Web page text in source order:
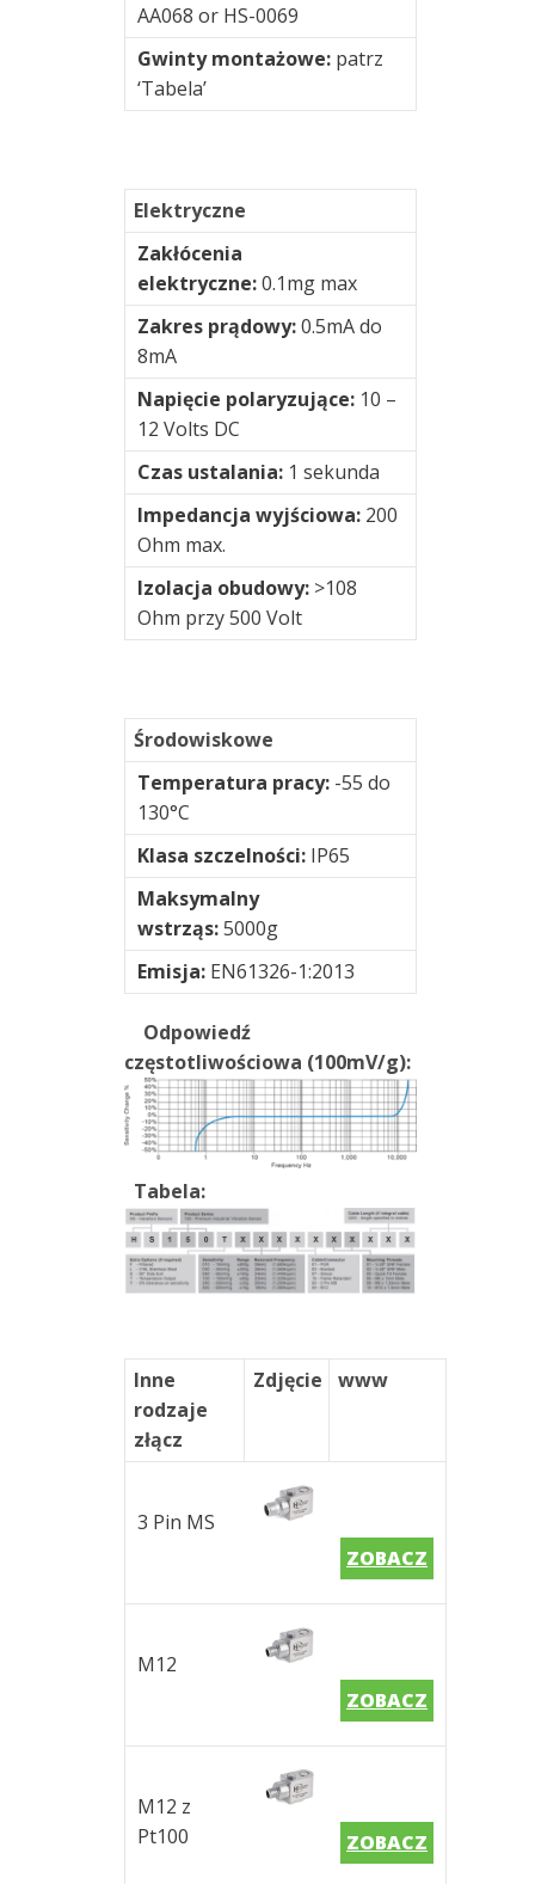
AA068 or HS-0069
Gwinty montażowe: patrz
‘Tabela’
Elektryczne
Zakłócenia
elektryczne:0.1mg max
Zakres prądowy:0.5mA do
8mA
Napięcie polaryzujące: 10 –
12 Volts DC
Czas ustalania: 1 sekunda
Impedancja wyjściowa: 200
Ohm max.
Izolacja obudowy: >108
Ohm przy 500 Volt
Środowiskowe
Temperatura pracy: -55 do
130°C
Klasa szczelności: IP65
Maksymalny
wstrząs:5000g
Emisja: EN61326-1:2013
Odpowiedź
częstotliwościowa (100mV/g):
Tabela:
Inne
rodzaje
złącz
Zdjęcie www
3 Pin MS
ZOBACZ
M12
ZOBACZ
M12 z
Pt100
ZOBACZ